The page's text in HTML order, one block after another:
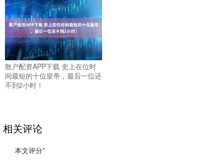
散户配资APP下载 史上在位时
间最短的十位皇帝，最后一位还
不到2小时！
相关评论
本文评分*